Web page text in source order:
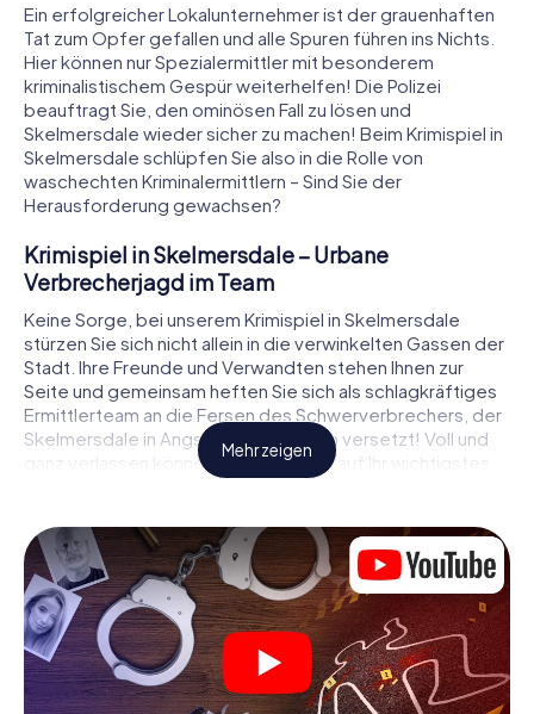
Ein erfolgreicher Lokalunternehmer ist der grauenhaften
Tat zum Opfer gefallen und alle Spuren führen ins Nichts.
Hier können nur Spezialermittler mit besonderem
kriminalistischem Gespür weiterhelfen! Die Polizei
beauftragt Sie, den ominösen Fall zu lösen und
Skelmersdale wieder sicher zu machen! Beim Krimispiel in
Skelmersdale schlüpfen Sie also in die Rolle von
waschechten Kriminalermittlern – Sind Sie der
Herausforderung gewachsen?
Krimispiel in Skelmersdale – Urbane
Verbrecherjagd im Team
Keine Sorge, bei unserem Krimispiel in Skelmersdale
stürzen Sie sich nicht allein in die verwinkelten Gassen der
Stadt. Ihre Freunde und Verwandten stehen Ihnen zur
Seite und gemeinsam heften Sie sich als schlagkräftiges
Ermittlerteam an die Fersen des Schwerverbrechers, der
Skelmersdale in Angst und Schrecken versetzt! Voll und
ganz verlassen können Sie sich dabei auf Ihr wichtigstes
Ermittlerutensil, Ihr Smartphone. Mittels GPS-Navigation
zahlreichen Schauplätzen in Skelmersdale, die mit der Tat
in Verbindung stehen, und schließlich zum Mörder. An
jedem Ort knacken Sie knifflige Rätsel und kommen so
Stück für Stück der Lösung des Falls immer näher. Anders
als bei einem klassischen Krimi Dinner in Skelmersdale
bestimmen also Sie das Geschehen, bewegen sich an der
frischen Luft und entdecken obendrein die Stadt mit ganz
neuen Augen.
Mehr zeigen